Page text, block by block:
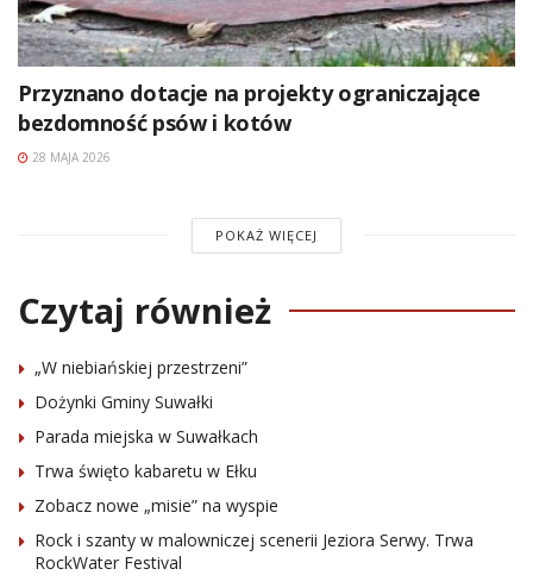
Przyznano dotacje na projekty ograniczające
bezdomność psów i kotów
28 MAJA 2026
POKAŻ WIĘCEJ
Czytaj również
„W niebiańskiej przestrzeni”
Dożynki Gminy Suwałki
Parada miejska w Suwałkach
Trwa święto kabaretu w Ełku
Zobacz nowe „misie” na wyspie
Rock i szanty w malowniczej scenerii Jeziora Serwy. Trwa
RockWater Festival